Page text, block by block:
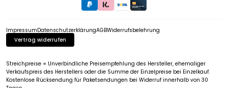
ImpressumDatenschutzerklärungAGBWiderrufsbelehrung
Vertrag widerrufen
Streichpreise = Unverbindliche Preisempfehlung des Hersteller, ehemaliger
Verkaufspreis des Herstellers oder die Summe der Einzelpreise bei Einzelkauf.
Kostenlose Rücksendung für Paketsendungen bei Widerruf innerhalb von 30
Tagen.